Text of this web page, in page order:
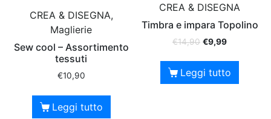
CREA & DISEGNA,
Maglierie
Sew cool – Assortimento
tessuti
€10,90
Leggi tutto
CREA & DISEGNA
Timbra e impara Topolino
€14,90 €9,99
Leggi tutto